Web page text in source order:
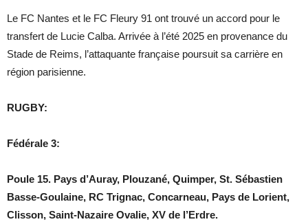
Le FC Nantes et le FC Fleury 91 ont trouvé un accord pour le
transfert de Lucie Calba. Arrivée à l’été 2025 en provenance du
Stade de Reims, l’attaquante française poursuit sa carrière en
région parisienne.
RUGBY:
Fédérale 3:
Poule 15. Pays d’Auray, Plouzané, Quimper, St. Sébastien
Basse-Goulaine, RC Trignac, Concarneau, Pays de Lorient,
Clisson, Saint-Nazaire Ovalie, XV de l’Erdre.